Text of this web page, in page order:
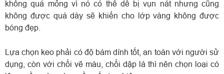
không quá mỏng vì nó có thể dễ bị vụn nát nhưng cũng
không được quá dày sẽ khiến cho lớp vàng không được
bóng đẹp.
Lựa chọn keo phải có độ bám dính tốt, an toàn với người sử
dụng, còn với chổi vẽ màu, chổi dập lá thì nên chọn loại có